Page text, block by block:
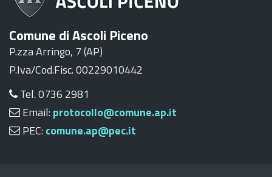
Comune di Ascoli Piceno
P.zza Arringo, 7 (AP)
P.Iva/Cod.Fisc. 00229010442
Tel. 0736 2981
Email: protocollo@comune.ap.it
PEC: comune.ap@pec.it